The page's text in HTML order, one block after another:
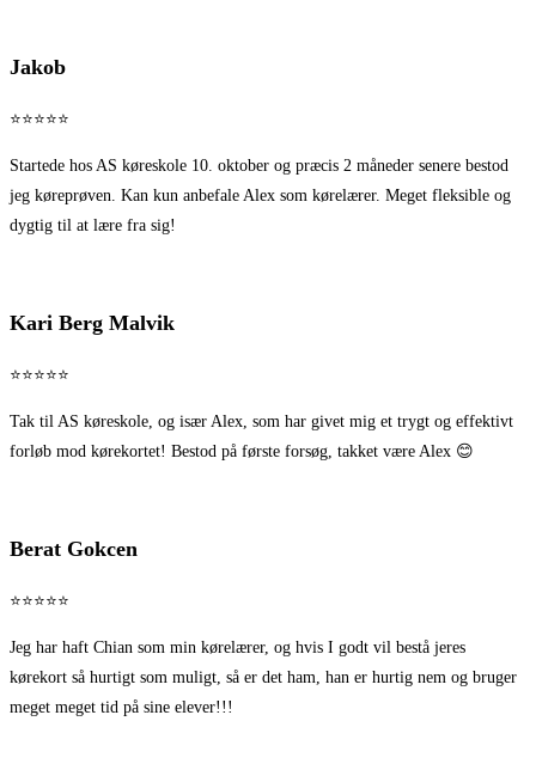
Jakob
⭐⭐⭐⭐⭐
Startede hos AS køreskole 10. oktober og præcis 2 måneder senere bestod
jeg køreprøven. Kan kun anbefale Alex som kørelærer. Meget fleksible og
dygtig til at lære fra sig!
Kari Berg Malvik
⭐⭐⭐⭐⭐
Tak til AS køreskole, og især Alex, som har givet mig et trygt og effektivt
forløb mod kørekortet! Bestod på første forsøg, takket være Alex 😊
Berat Gokcen
⭐⭐⭐⭐⭐
Jeg har haft Chian som min kørelærer, og hvis I godt vil bestå jeres
kørekort så hurtigt som muligt, så er det ham, han er hurtig nem og bruger
meget meget tid på sine elever!!!